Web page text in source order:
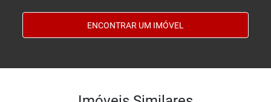
ENCONTRAR UM IMÓVEL